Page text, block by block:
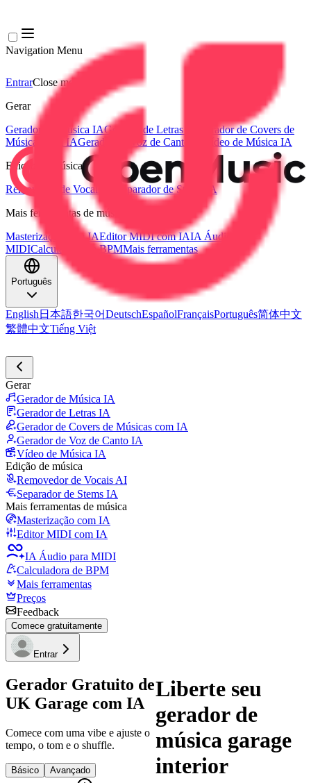
Navigation Menu
EntrarClose menu
Gerar
Gerador de Música IAGerador de Letras IA
Gerador de Covers de
Músicas com IAGerador de Voz de Canto IA
Vídeo de Música IA
Edição de música
Removedor de Vocais AI
Separador de Stems IA
Mais ferramentas de música
Masterização com IAEditor MIDI com IAIA Áudio para
MIDICalculadora de BPMMais ferramentas
Português
English 日本語한국어DeutschEspañolFrançaisPortuguês简体中文
繁體中文Tiếng Việt
Gerar
Gerador de Música IA
Gerador de Letras IA
Gerador de Covers de Músicas com IA
Gerador de Voz de Canto IA
Vídeo de Música IA
Edição de música
Removedor de Vocais AI
Separador de Stems IA
Mais ferramentas de música
Masterização com IA
Editor MIDI com IA
IA Áudio para MIDI
Calculadora de BPM
Mais ferramentas
Preços
Feedback
Comece gratuitamente
Entrar
Gerador Gratuito de
UK Garage com IA
Comece com uma vibe e ajuste o
tempo, o tom e o shuffle.
Básico Avançado
Liberte seu
gerador de
música garage
interior